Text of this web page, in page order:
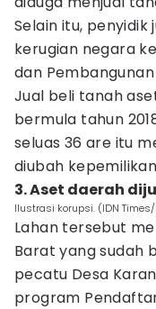
Selain itu,
kerugian negara
dan Pembangunan
Jual beli tanah
bermula tahun
seluas 36 are itu
diubah
3. Aset daerah
Ilustrasi korupsi. (IDN
Lahan tersebut
Barat yang sudah
pecatu Desa
program